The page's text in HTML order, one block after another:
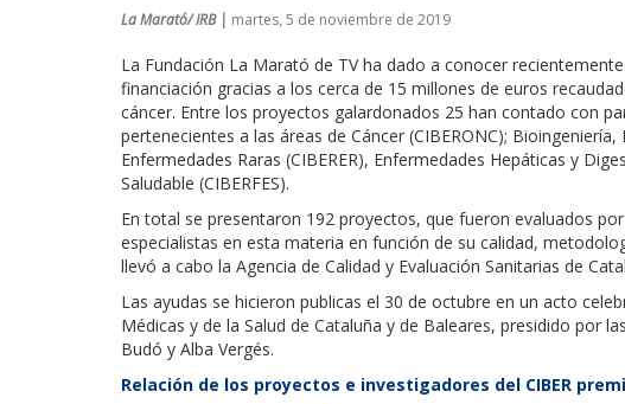
La Marató/ IRB | martes, 5 de noviembre de 2019
La Fundación La Marató de TV ha dado a conocer
financiación gracias a los cerca de 15 millones de euros
cáncer. Entre los proyectos galardonados 25 han contado con
pertenecientes a las áreas de Cáncer (CIBERONC);
Enfermedades Raras (CIBERER), Enfermedades Hepáticas y
Saludable (CIBERFES).
En total se presentaron 192 proyectos, que fueron evaluados
especialistas en esta materia en función de su calidad,
llevó a cabo la Agencia de Calidad y Evaluación Sanitarias de
Las ayudas se hicieron publicas el 30 de octubre en un acto
Médicas y de la Salud de Cataluña y de Baleares, presidido por
Budó y Alba Vergés.
Relación de los proyectos e investigadores del CIBER